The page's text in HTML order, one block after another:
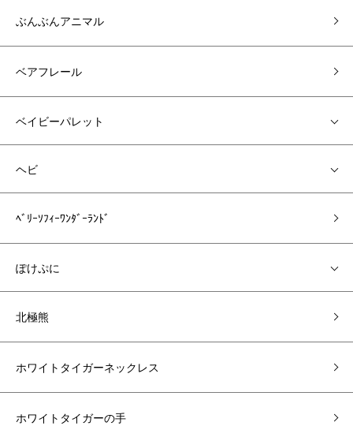
ぶんぶんアニマル
ベアフレール
ベイビーパレット
ヘビ
ﾍﾞﾘｰｿﾌｨｰﾜﾝﾀﾞｰﾗﾝﾄﾞ
ぽけぷに
北極熊
ホワイトタイガーネックレス
ホワイトタイガーの手